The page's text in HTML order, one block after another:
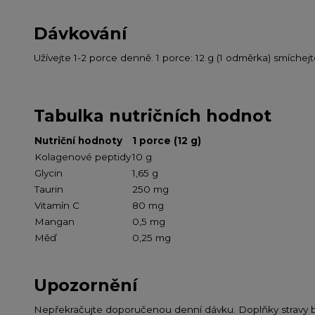
Dávkování
Užívejte 1-2 porce denně. 1 porce: 12 g (1 odměrka)
Tabulka nutričních hodnot
Nutriční hodnoty
1 porce (12 g)
Kolagenové peptidy10 g
Glycin
1,65 g
Taurin
250 mg
Vitamín C
80 mg
Mangan
0,5 mg
Měď
0,25 mg
Upozornění
Nepřekračujte doporučenou denní dávku. Doplňky stravy